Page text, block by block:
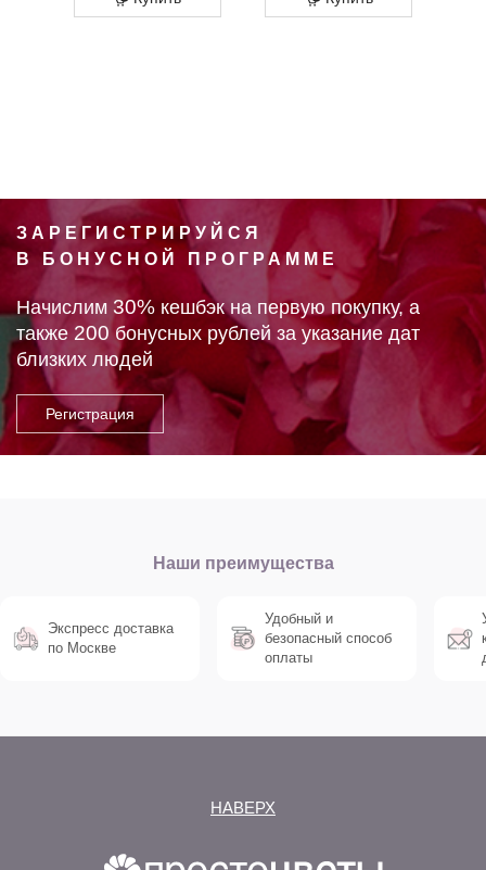
ЗАРЕГИСТРИРУЙСЯ
В БОНУСНОЙ ПРОГРАММЕ
Начислим 30% кешбэк на первую покупку, а
также 200 бонусных рублей за указание дат
близких людей
Наши преимущества
Экспресс доставка
по Москве
Удобный и
безопасный способ
оплаты
НАВЕРХ